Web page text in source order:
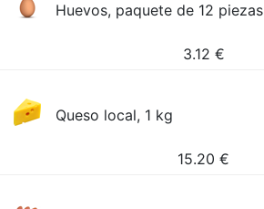
Huevos, paquete de 12 piezas
3.12 €
Queso local, 1 kg
15.20 €